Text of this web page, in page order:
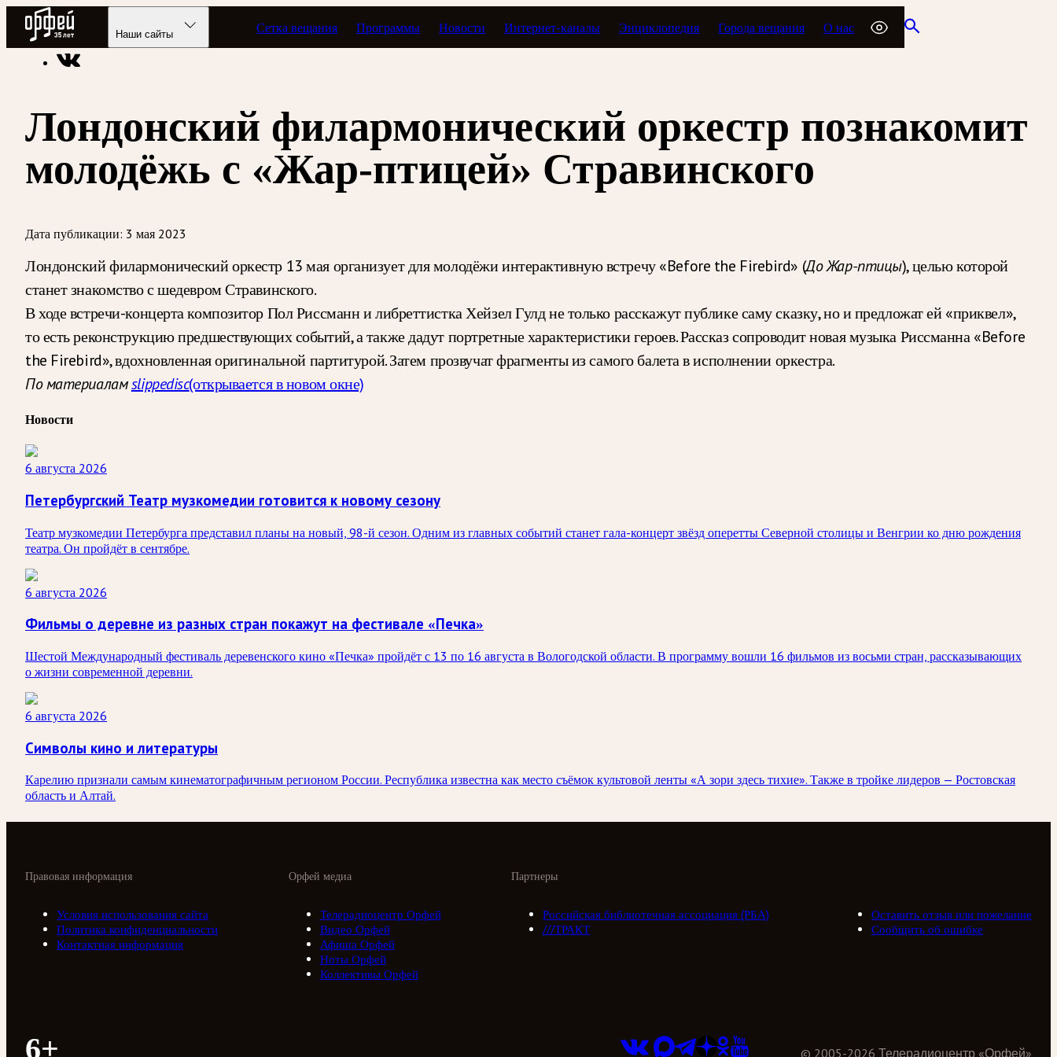
Радио Орфей
Наши сайты Сетка вещания Программы Новости Интернет-каналы Энциклопедия Города вещания О нас
Радио классической музыки «Орфей» Новости
Лондонский филармонический оркестр познакомит
молодёжь с «Жар-птицей» Стравинского
Дата публикации: 3 мая 2023
Лондонский филармонический оркестр 13 мая организует для молодёжи интерактивную встречу «Before the Firebird» (До Жар-птицы), целью которой
станет знакомство с шедевром Стравинского.
В ходе встречи-концерта композитор Пол Риссманн и либреттистка Хейзел Гулд не только расскажут публике саму сказку, но и предложат ей «приквел»,
то есть реконструкцию предшествующих событий, а также дадут портретные характеристики героев. Рассказ сопроводит новая музыка Риссманна «Before
the Firebird», вдохновленная оригинальной партитурой. Затем прозвучат фрагменты из самого балета в исполнении оркестра.
По материаламslippedisc(открывается в новом окне)
Новости
6 августа 2026
Петербургский Театр музкомедии готовится к новому сезону
Театр музкомедии Петербурга представил планы на новый, 98-й сезон. Одним из главных событий станет гала-концерт звёзд оперетты Северной столицы и Венгрии ко дню рождения
театра. Он пройдёт в сентябре.
6 августа 2026
Фильмы о деревне из разных стран покажут на фестивале «Печка»
Шестой Международный фестиваль деревенского кино «Печка» пройдёт с 13 по 16 августа в Вологодской области. В программу вошли 16 фильмов из восьми стран, рассказывающих
о жизни современной деревни.
6 августа 2026
Символы кино и литературы
Карелию признали самым кинематографичным регионом России. Республика известна как место съёмок культовой ленты «А зори здесь тихие». Также в тройке лидеров — Ростовская
область и Алтай.
Орфей медиа
Телерадиоцентр Орфей
Видео Орфей
Афиша Орфей
Ноты Орфей
Коллективы Орфей
Партнеры
Российская библиотечная ассоциация (РБА)
///ТРАКТ
Правовая информация
Условия использования сайта
Политика конфиденциальности
Контактная информация
Оставить отзыв или пожелание
Сообщить об ошибке
6+ © 2005-2026 Телерадиоцентр «Орфей»